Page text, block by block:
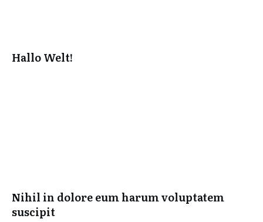
Hallo Welt!
Nihil in dolore eum harum voluptatem
suscipit